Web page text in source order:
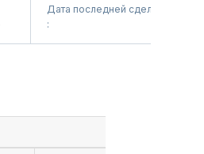
Дата последней сделки